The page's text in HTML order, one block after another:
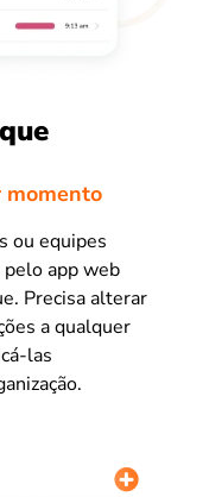
momento
ou equipes
app web
Precisa alterar
a qualquer
las